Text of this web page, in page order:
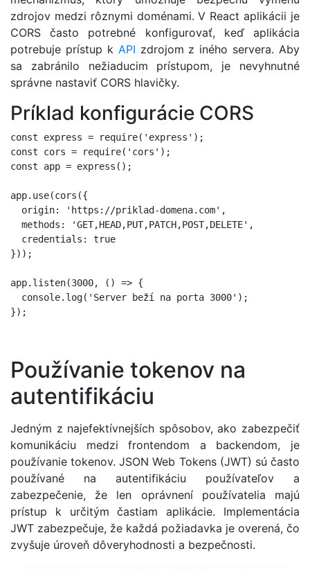
zdrojov medzi rôznymi doménami. V React aplikácii je
CORS často potrebné konfigurovať, keď aplikácia
potrebuje prístup k API zdrojom z iného servera. Aby
sa zabránilo nežiaducim prístupom, je nevyhnutné
správne nastaviť CORS hlavičky.
Príklad konfigurácie CORS
const express = require('express');
const cors = require('cors');
const app = express();
app.use(cors({
  origin: 'https://priklad-domena.com',
  methods: 'GET,HEAD,PUT,PATCH,POST,DELETE',
  credentials: true
}));
app.listen(3000, () => {
  console.log('Server beží na porta 3000');
});
Používanie tokenov na
autentifikáciu
Jedným z najefektívnejších spôsobov, ako zabezpečiť
komunikáciu medzi frontendom a backendom, je
používanie tokenov. JSON Web Tokens (JWT) sú často
používané na autentifikáciu používateľov a
zabezpečenie, že len oprávnení používatelia majú
prístup k určitým častiam aplikácie. Implementácia
JWT zabezpečuje, že každá požiadavka je overená, čo
zvyšuje úroveň dôveryhodnosti a bezpečnosti.